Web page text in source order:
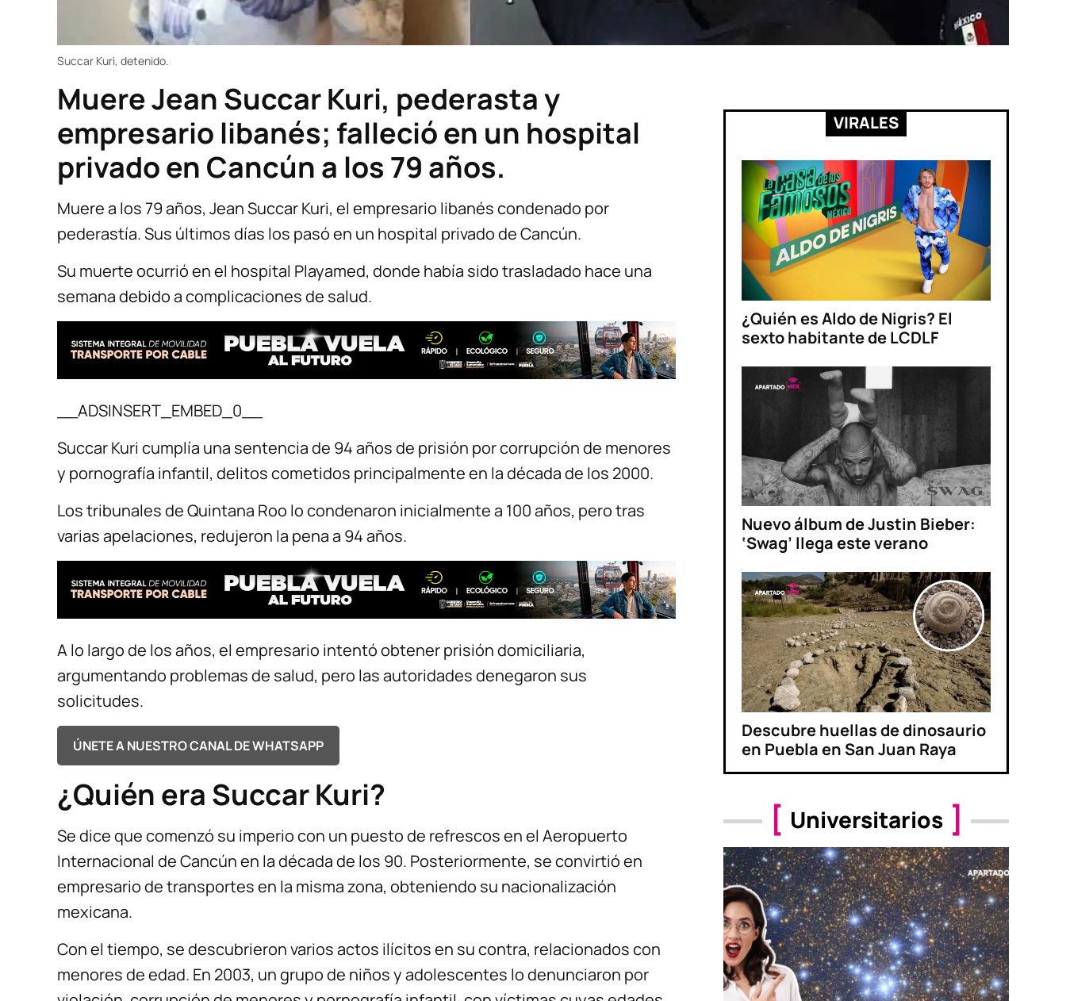
Succar Kuri, detenido.
Muere Jean Succar Kuri, pederasta y
empresario libanés; falleció en un hospital
privado en Cancún a los 79 años.
Muere a los 79 años, Jean Succar Kuri, el empresario libanés condenado por
pederastía. Sus últimos días los pasó en un hospital privado de Cancún.
Su muerte ocurrió en el hospital Playamed, donde había sido trasladado hace una
semana debido a complicaciones de salud.
__ADSINSERT_EMBED_0__
Succar Kuri cumplía una sentencia de 94 años de prisión por corrupción de menores
y pornografía infantil, delitos cometidos principalmente en la década de los 2000.
Los tribunales de Quintana Roo lo condenaron inicialmente a 100 años, pero tras
varias apelaciones, redujeron la pena a 94 años.
A lo largo de los años, el empresario intentó obtener prisión domiciliaria,
argumentando problemas de salud, pero las autoridades denegaron sus
solicitudes.
ÚNETE A NUESTRO CANAL DE WHATSAPP
¿Quién era Succar Kuri?
Se dice que comenzó su imperio con un puesto de refrescos en el Aeropuerto
Internacional de Cancún en la década de los 90. Posteriormente, se convirtió en
empresario de transportes en la misma zona, obteniendo su nacionalización
mexicana.
Con el tiempo, se descubrieron varios actos ilícitos en su contra, relacionados con
menores de edad. En 2003, un grupo de niños y adolescentes lo denunciaron por
VIRALES
¿Quién es Aldo de Nigris? El
sexto habitante de LCDLF
Nuevo álbum de Justin Bieber:
‘Swag’ llega este verano
Descubre huellas de dinosaurio
en Puebla en San Juan Raya
Universitarios